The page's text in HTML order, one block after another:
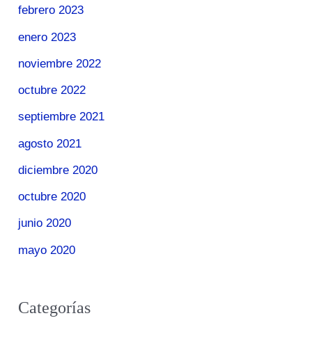
febrero 2023
enero 2023
noviembre 2022
octubre 2022
septiembre 2021
agosto 2021
diciembre 2020
octubre 2020
junio 2020
mayo 2020
Categorías